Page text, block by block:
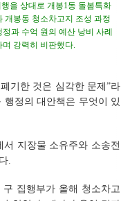
을 상대로 개봉1동 돌봄특화
개봉동 청소차고지 조성 과정
과 수억 원의 예산 낭비 사례
며 강력히 비판했다.
기한 것은 심각한 문제”라
정의 대안책은 무엇이 있
지장물 소유주와 소송전
.
집행부가 올해 청소차고